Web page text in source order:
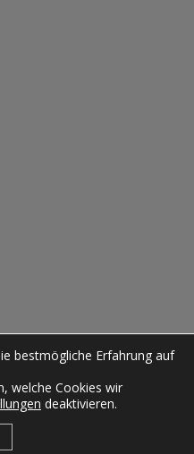
bestmögliche Erfahrung auf
welche Cookies wir
deaktivieren.